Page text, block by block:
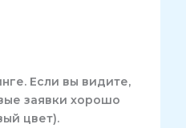
Если вы видите,
заявки хорошо
цвет).